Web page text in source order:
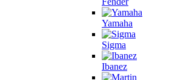
Yamaha
Sigma
Ibanez